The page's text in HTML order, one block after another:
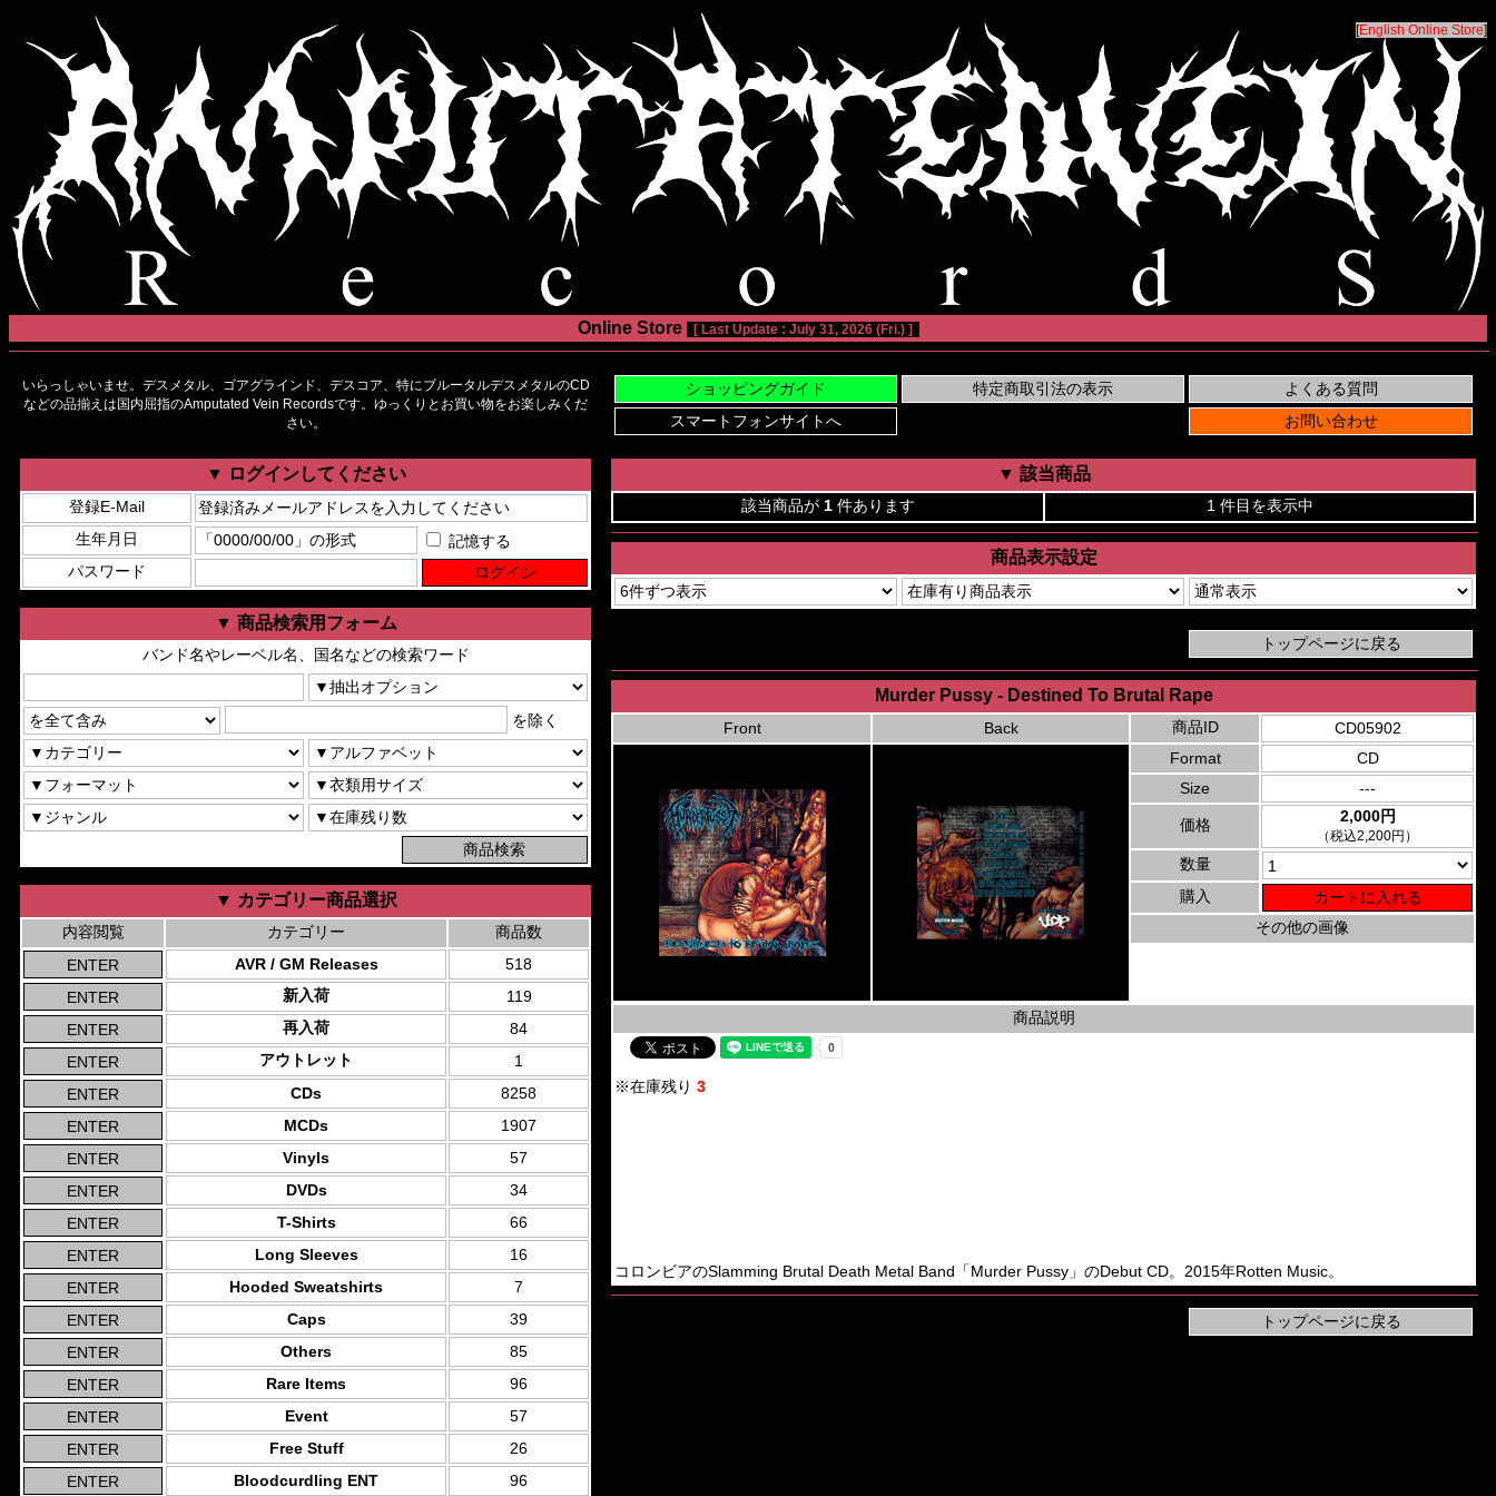
[English Online Store]
Online Store [ Last Update : July 31, 2026 (Fri.) ]
いらっしゃいませ。デスメタル、ゴアグラインド、デスコア、特にブルータルデスメタルのCD
などの品揃えは国内屈指のAmputated Vein Recordsです。ゆっくりとお買い物をお楽しみくだ
さい。
▼ ログインしてください
登録E-Mail
生年月日
記憶する
パスワード
▼ 商品検索用フォーム
バンド名やレーベル名、国名などの検索ワード
を除く
▼ カテゴリー商品選択
内容閲覧 カテゴリー
商品数
AVR / GM Releases
518
新入荷
119
再入荷
84
アウトレット
1
CDs
8258
MCDs
1907
Vinyls
57
DVDs
34
T-Shirts
66
Long Sleeves
16
Hooded Sweatshirts
7
Caps
39
Others
85
Rare Items
96
Event
57
Free Stuff
26
Bloodcurdling ENT
96
▼ 該当商品
該当商品が 1 件あります 1 件目を表示中
商品表示設定
Murder Pussy - Destined To Brutal Rape
Front Back 商品ID
CD05902
Format
CD
Size
---
価格 2,000円
（税込2,200円）
数量
購入
その他の画像
商品説明
※在庫残り 3
コロンビアのSlamming Brutal Death Metal Band「Murder Pussy」のDebut CD。2015年Rotten Music。